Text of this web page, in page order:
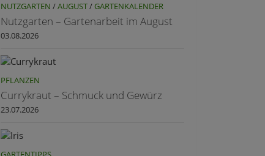
NUTZGARTEN /AUGUST/ GARTENKALENDER
Nutzgarten – Gartenarbeit im August
03.08.2026
PFLANZEN
Currykraut – Schmuck und Gewürz
23.07.2026